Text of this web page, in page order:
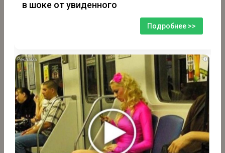
в шоке от увиденного
Подробнее >>
i